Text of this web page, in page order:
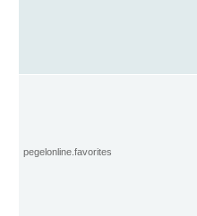
pegelonline.favorites